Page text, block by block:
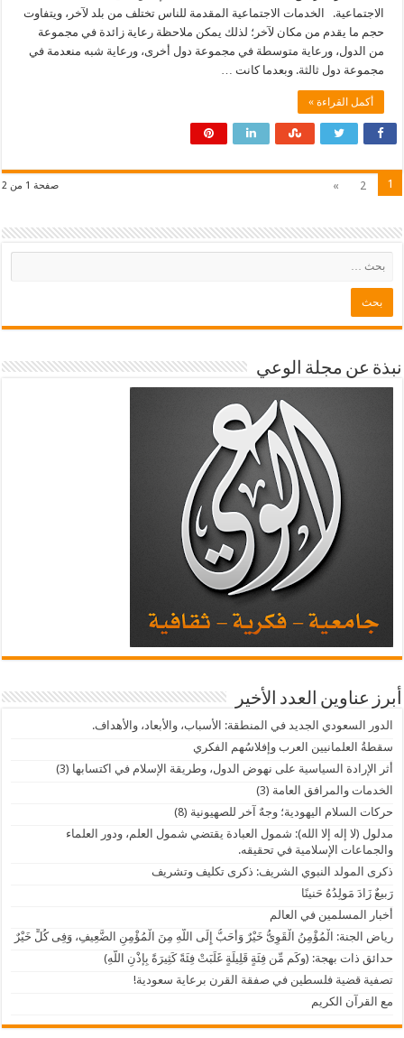
الاجتماعية. الخدمات الاجتماعية المقدمة للناس تختلف من بلد لآخر، ويتفاوت
حجم ما يقدم من مكان لآخر؛ لذلك يمكن ملاحظة رعاية زائدة في مجموعة
من الدول، ورعاية متوسطة في مجموعة دول أخرى، ورعاية شبه منعدمة في
مجموعة دول ثالثة. وبعدما كانت …
أكمل القراءة »
صفحة 1 من 2 1
2
»
نبذة عن مجلة الوعي
أبرز عناوين العدد الأخير
الدور السعودي الجديد في المنطقة: الأسباب، والأبعاد، والأهداف.
سقطةُ العلمانيين العرب وإفلاسُهم الفكري
أثر الإرادة السياسية على نهوض الدول، وطريقة الإسلام في اكتسابها (3)
الخدمات والمرافق العامة (3)
حركات السلام اليهودية؛ وجهٌ آخر للصهيونية (8)
مدلول (لا إله إلا الله): شمول العبادة يقتضي شمول العلم، ودور العلماء
والجماعات الإسلامية في تحقيقه.
ذكرى المولد النبوي الشريف: ذكرى تكليف وتشريف
رَبيعٌ زَادَ مَولِدُهُ حَنينًا
أخبار المسلمين في العالم
رياض الجنة: الْمُؤْمِنُ الْقَوِىُّ خَيْرٌ وَأَحَبُّ إِلَى اللَّهِ مِنَ الْمُؤْمِنِ الضَّعِيفِ، وَفِى كُلٍّ خَيْرٌ
حدائق ذات بهجة: (وكَم مِّن فِئَةٍ قَلِيلَةٍ غَلَبَتْ فِئَةً كَثِيرَةً بِإذْنِ اللَّهِ)
تصفية قضية فلسطين في صفقة القرن برعاية سعودية!
مع القرآن الكريم